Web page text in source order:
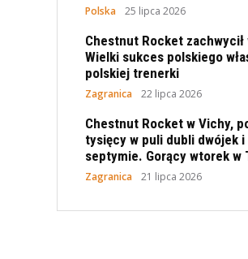
Polska 25 lipca 2026
Chestnut Rocket zachwycił
Wielki sukces polskiego
polskiej trenerki
Zagranica 22 lipca 2026
Chestnut Rocket w Vichy,
tysięcy w puli dubli dwójek
septymie. Gorący wtorek w
Zagranica 21 lipca 2026